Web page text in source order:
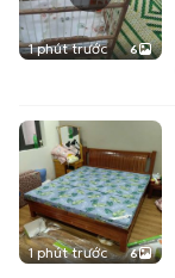
1 phút trước 6
1 phút trước 6